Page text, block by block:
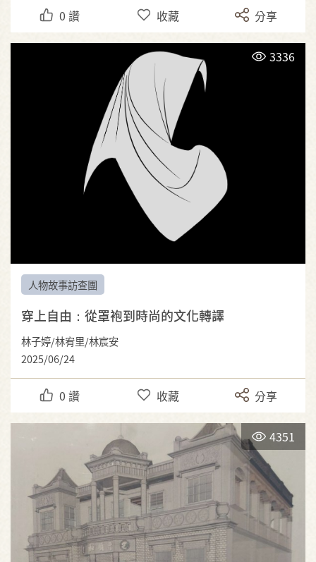
0 讚 收藏 分享
3336
人物故事訪查團
穿上自由：從罩袍到時尚的文化轉譯
林子婷/林宥里/林宸安
2025/06/24
0 讚 收藏 分享
4351